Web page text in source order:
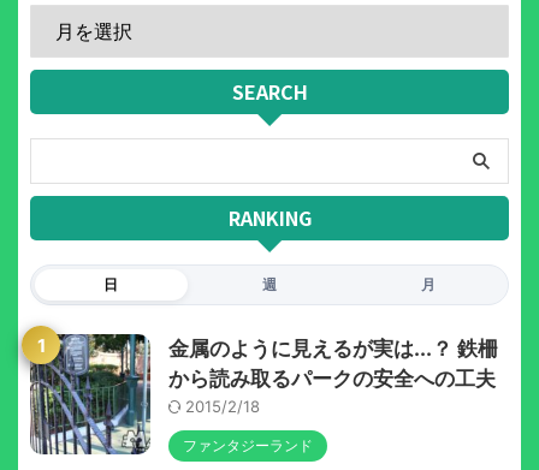
SEARCH
RANKING
日 週 月
1
金属のように見えるが実は...？ 鉄柵
から読み取るパークの安全への工夫
2015/2/18
ファンタジーランド